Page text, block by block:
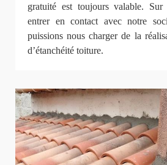
gratuité est toujours valable. Sur
entrer en contact avec notre
puissions nous charger de la
d’étanchéité toiture.